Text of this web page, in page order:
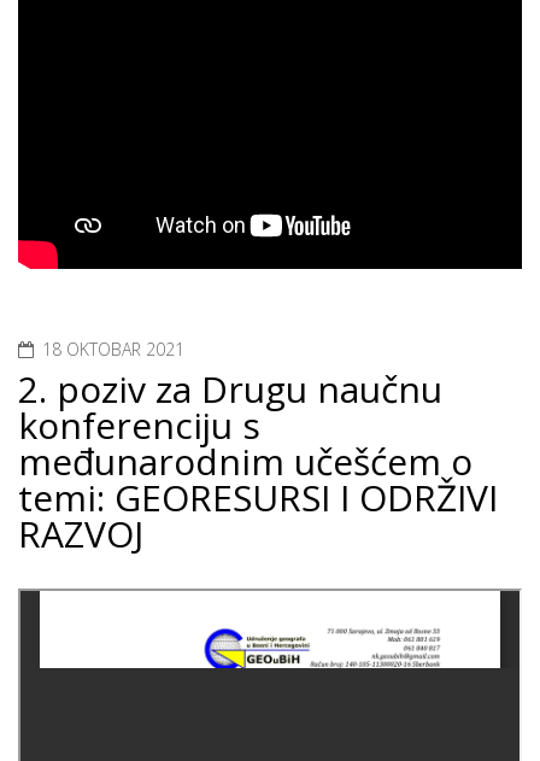
18 OKTOBAR 2021
2. poziv za Drugu naučnu
konferenciju s
međunarodnim učešćem o
temi: GEORESURSI I ODRŽIVI
RAZVOJ